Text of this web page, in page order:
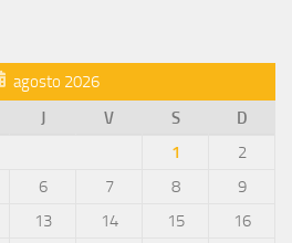
agosto 2026
J V S
D
1
2
6 7 8
9
13 14 15
16